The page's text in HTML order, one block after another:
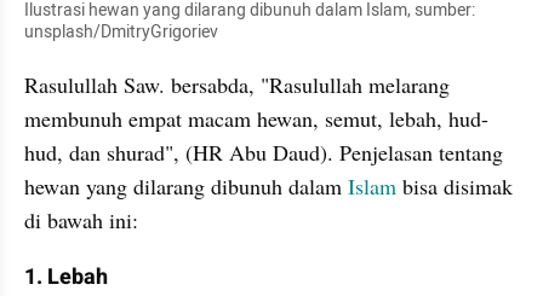
Ilustrasi hewan yang dilarang dibunuh dalam Islam, sumber:
unsplash/DmitryGrigoriev
Rasulullah Saw. bersabda, "Rasulullah melarang
membunuh empat macam hewan, semut, lebah, hud-
hud, dan shurad", (HR Abu Daud). Penjelasan tentang
hewan yang dilarang dibunuh dalam Islam bisa disimak
di bawah ini:
1. Lebah